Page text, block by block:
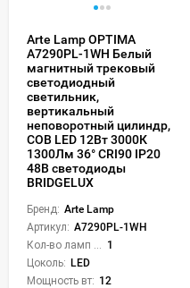
Arte Lamp OPTIMA
A7290PL-1WH Белый
магнитный трековый
светодиодный
светильник,
вертикальный
неповоротный цилиндр,
COB LED 12Вт 3000К
1300Лм 36° CRI90 IP20
48В светодиоды
BRIDGELUX
Бренд: Arte Lamp
Артикул: A7290PL-1WH
1
Цоколь: LED
Мощность вт: 12